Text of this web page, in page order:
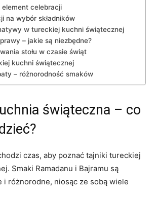
element ⁤celebracji
na‍ wybór składników
w tureckiej kuchni świątecznej
–​ jakie są ‍niezbędne?
stołu w czasie świąt
kuchni świątecznej
– różnorodność⁣ smaków
świąteczna – ⁣co
czas, aby poznać ⁢tajniki tureckiej
Smaki Ramadanu⁢ i Bajramu są
i różnorodne, niosąc ⁢ze sobą wiele